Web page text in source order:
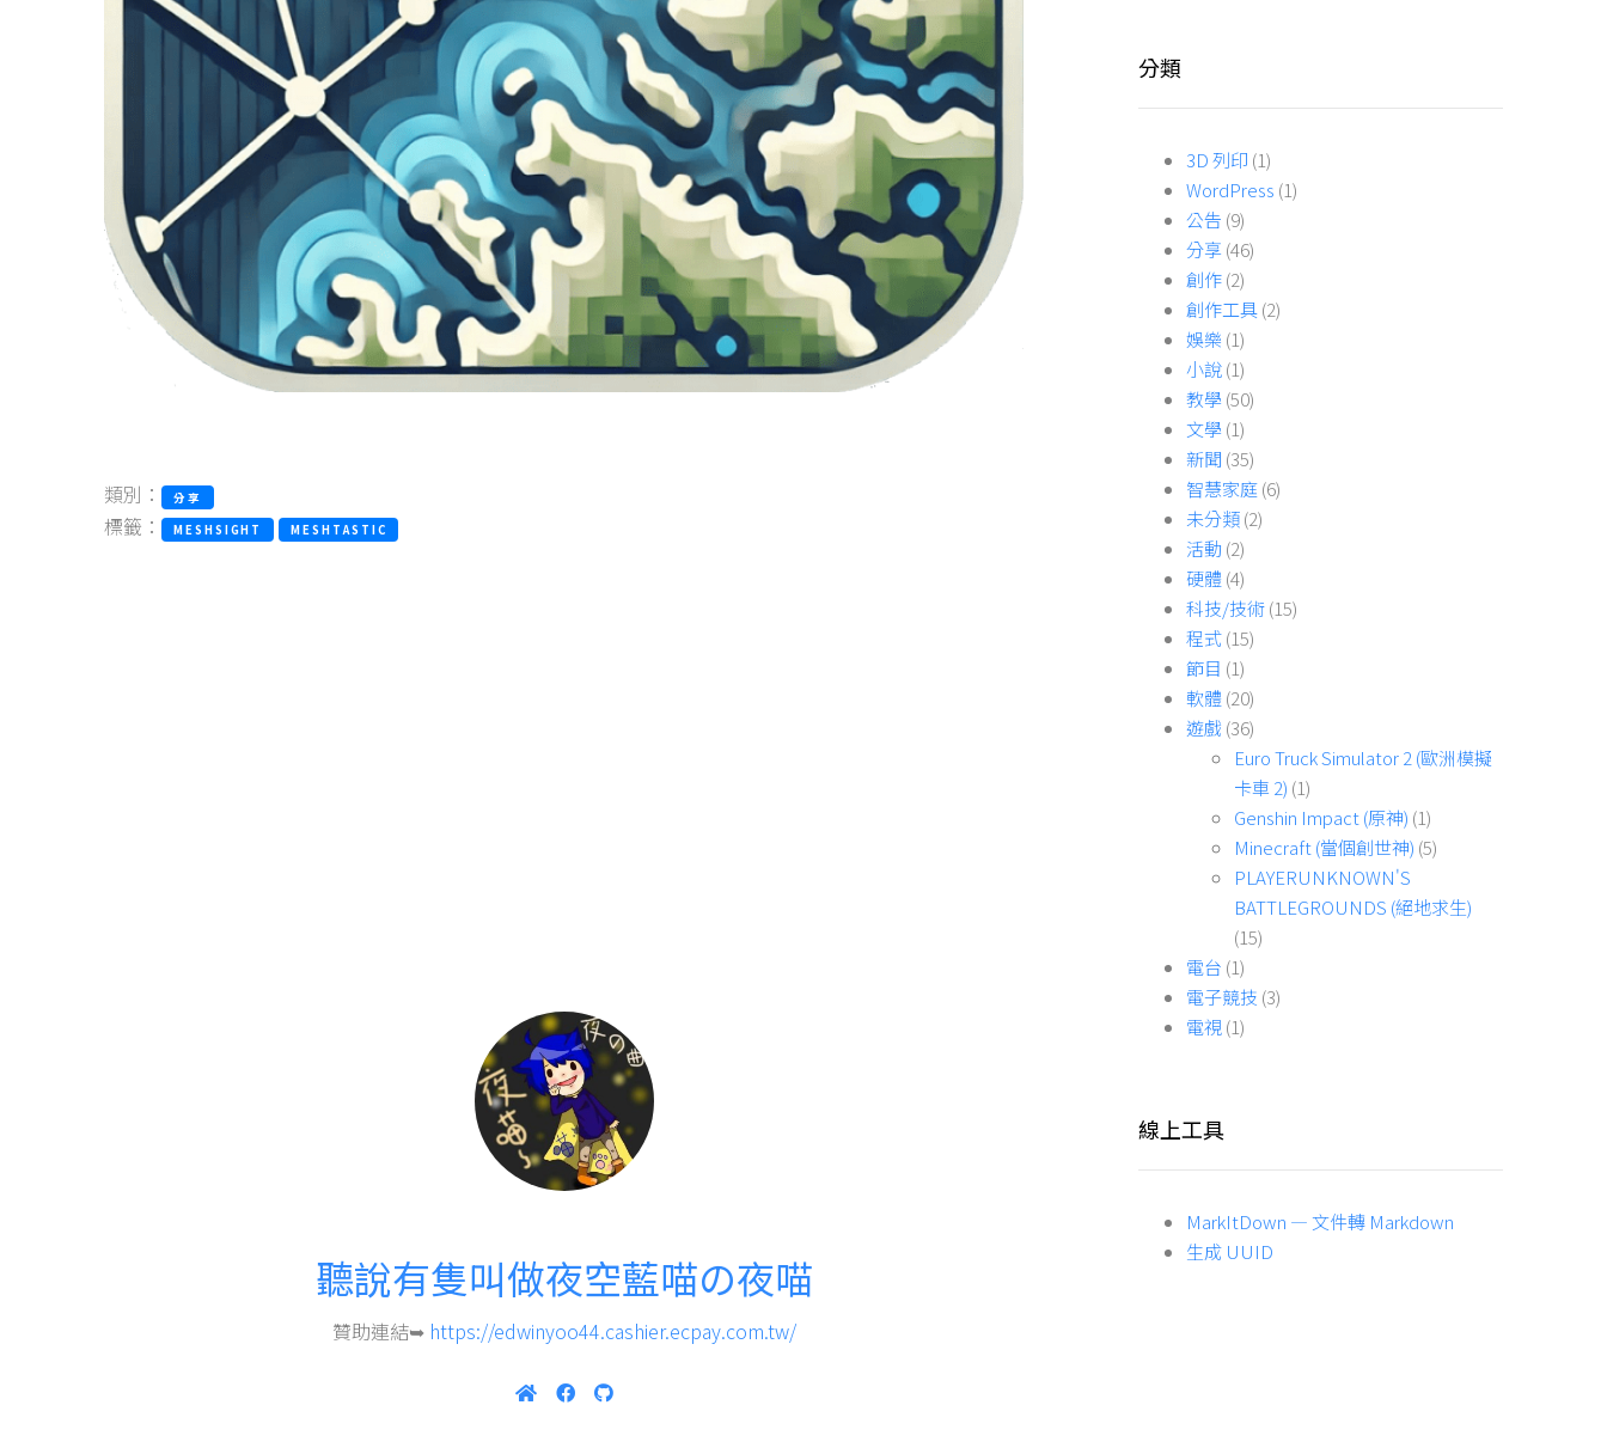
類別： 分享
標籤： MESHSIGHT MESHTASTIC
聽說有隻叫做夜空藍喵の夜喵
贊助連結➥ https://edwinyoo44.cashier.ecpay.com.tw/
分類
3D 列印 (1)
WordPress (1)
公告 (9)
分享(46)
創作(2)
創作工具(2)
娛樂 (1)
小說(1)
教學(50)
文學(1)
新聞 (35)
智慧家庭(6)
未分類(2)
活動 (2)
硬體(4)
科技/技術(15)
程式(15)
節目 (1)
軟體(20)
遊戲 (36)
Euro Truck Simulator 2 (歐洲模擬
卡車 2) (1)
Genshin Impact (原神) (1)
Minecraft (當個創世神) (5)
PLAYERUNKNOWN'S
BATTLEGROUNDS (絕地求生)
(15)
電台 (1)
電子競技 (3)
電視(1)
線上工具
MarkItDown — 文件轉 Markdown
生成 UUID